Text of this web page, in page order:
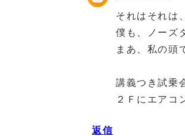
それはそれは
僕も、ノーズ
まあ、私の頭
講義つき試乗
２Ｆにエアコ
返信